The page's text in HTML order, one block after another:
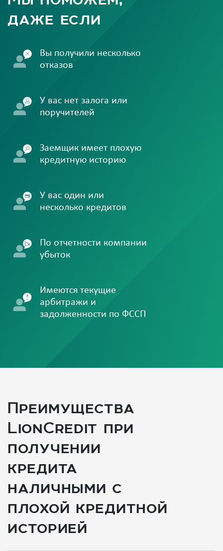
даже если
Вы получили несколько
отказов
У вас нет залога или
поручителей
Заемщик имеет плохую
кредитную историю
У вас один или
несколько кредитов
По отчетности компании
убыток
Имеются текущие
арбитражи и
задолженности по ФССП
Преимущества
LionCredit при
получении
кредита
наличными с
плохой кредитной
историей